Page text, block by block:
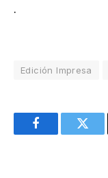
.
Edición Impresa
Facebook